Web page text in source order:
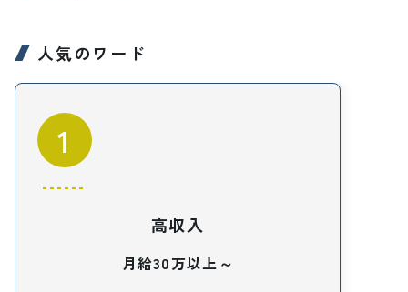
人気のワード
1
高収入
月給30万以上～